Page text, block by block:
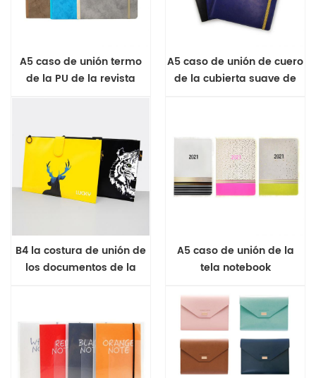
A5 caso de unión termo
de la PU de la revista
A5 caso de unión de cuero
de la cubierta suave de
B4 la costura de unión de
los documentos de la
A5 caso de unión de la
tela notebook